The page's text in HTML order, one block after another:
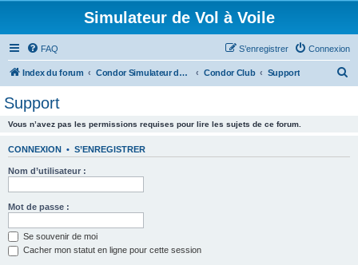
Simulateur de Vol à Voile
FAQ Connexion
S’enregistrer
Index du forum Condor Simulateur de Vol à Voile Condor Club Support
Support
Vous n’avez pas les permissions requises pour lire les sujets de ce forum.
CONNEXION • S’ENREGISTRER
Nom d’utilisateur :
Mot de passe :
Se souvenir de moi
Cacher mon statut en ligne pour cette session